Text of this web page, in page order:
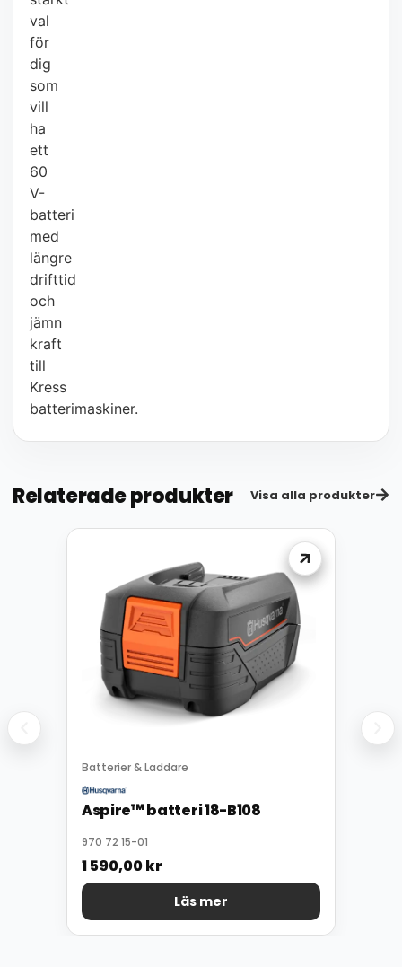
val
för
dig
som
vill
ha
ett
60
V-
batteri
med
längre
drifttid
och
jämn
kraft
till
Kress
batterimaskiner.
Relaterade produkter Visa alla produkter
Batterier & Laddare
Aspire™ batteri 18-B108
970 72 15-01
1 590,00kr
Läs mer